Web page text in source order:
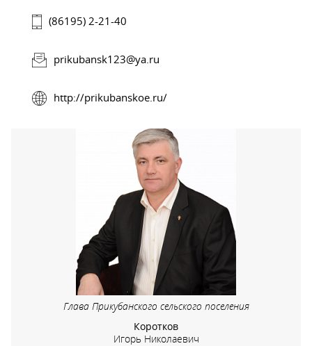
(86195) 2-21-40
prikubansk123@ya.ru
http://prikubanskoe.ru/
Глава Прикубанского сельского поселения
Коротков
Игорь Николаевич